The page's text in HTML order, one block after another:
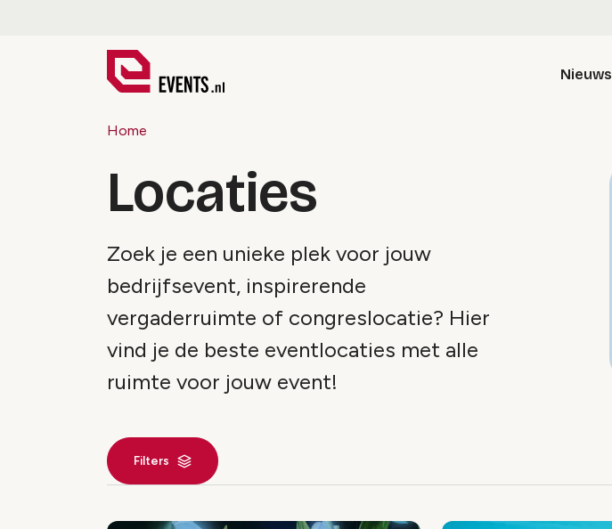
Nieuws
Home
Locaties
Zoek je een unieke plek voor jouw
bedrijfsevent, inspirerende
vergaderruimte of congreslocatie? Hier
vind je de beste eventlocaties met alle
ruimte voor jouw event!
Filters